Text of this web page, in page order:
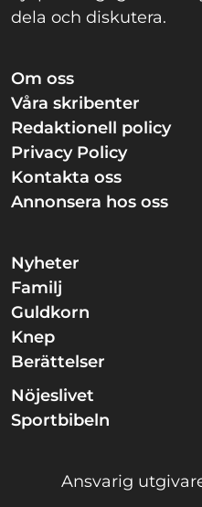
dela och diskutera.
Om oss
Våra skribenter
Redaktionell policy
Privacy Policy
Kontakta oss
Annonsera hos oss
Nyheter
Familj
Guldkorn
Knep
Berättelser
Nöjeslivet
Sportbibeln
Ansvarig